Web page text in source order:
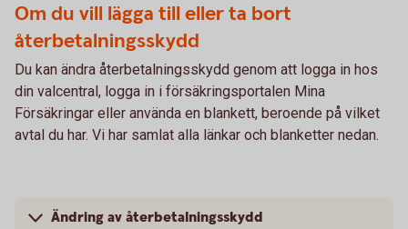
Om du vill lägga till eller ta bort
återbetalningsskydd
Du kan ändra återbetalningsskydd genom att logga in hos
din valcentral, logga in i försäkringsportalen Mina
Försäkringar eller använda en blankett, beroende på vilket
avtal du har. Vi har samlat alla länkar och blanketter nedan.
Ändring av återbetalningsskydd